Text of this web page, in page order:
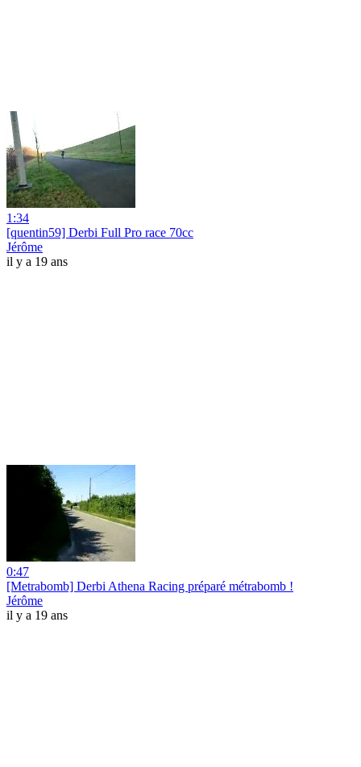
1:34
[quentin59] Derbi Full Pro race 70cc
Jérôme
il y a 19 ans
0:47
[Metrabomb] Derbi Athena Racing préparé métrabomb !
Jérôme
il y a 19 ans